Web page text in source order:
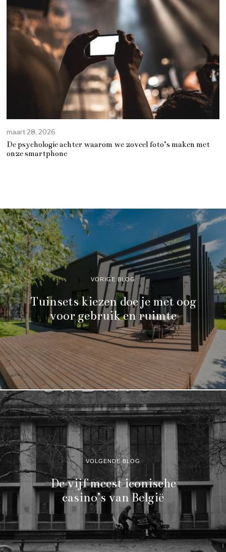
maart 28, 2026
De psychologie achter waarom we zoveel foto’s maken met
onze smartphone
VORIGE BLOG
Tuinsets kiezen doe je met oog
voor gebruik en ruimte
VOLGENDE BLOG
De vijf meest iconische
casino’s van België